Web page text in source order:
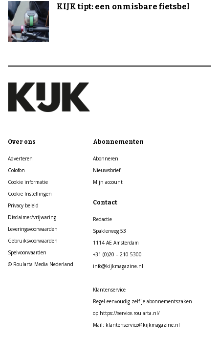
KIJK tipt: een onmisbare fietsbel
Over ons
Adverteren
Colofon
Cookie informatie
Cookie Instellingen
Privacy beleid
Disclaimer/vrijwaring
Leveringsvoorwaarden
Gebruiksvoorwaarden
Spelvoorwaarden
© Roularta Media Nederland
Abonnementen
Abonneren
Nieuwsbrief
Mijn account
Contact
Redactie
Spaklerweg 53
1114 AE Amsterdam
+31 (0)20 – 210 5300
info@kijkmagazine.nl
Klantenservice
Regel eenvoudig zelf je abonnementszaken
op https://service.roularta.nl/
Mail: klantenservice@kijkmagazine.nl